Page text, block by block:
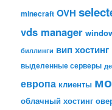
minecraft OVH
vds manager
биллинги вип хостинг
выделенные серверы
европа клиенты
облачный хостинг